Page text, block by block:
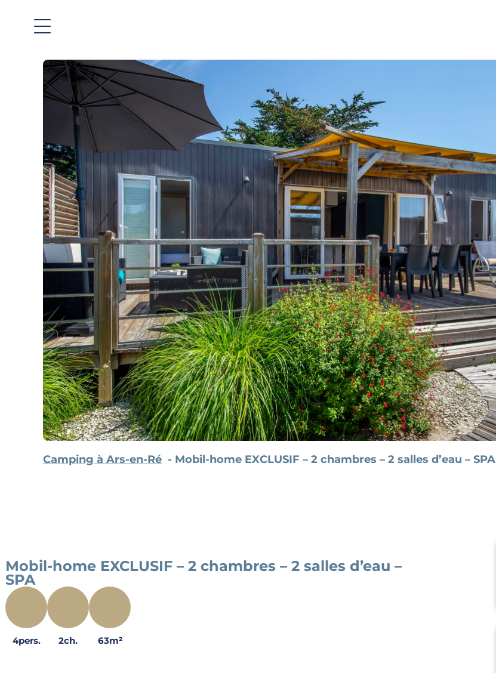
Camping à Ars-en-Ré Mobil-home EXCLUSIF – 2 chambres – 2 salles d’eau – SPA
Mobil-home EXCLUSIF – 2 chambres – 2 salles d’eau –
SPA
4pers. 2ch. 63m²